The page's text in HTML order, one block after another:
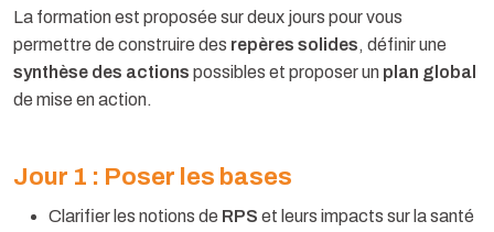
La formation est proposée sur deux jours pour vous
permettre de construire des repères solides, définir une
synthèse des actions possibles et proposer un plan global
de mise en action.
Jour 1 : Poser les bases
Clarifier les notions de RPS et leurs impacts sur la santé